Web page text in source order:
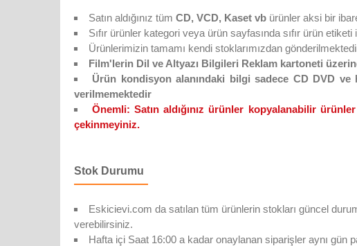
Satın aldığınız tüm CD, VCD, Kaset vb ürünler aksi bir
Sıfır ürünler kategori veya ürün sayfasında sıfır ürün etiketi
Ürünlerimizin tamamı kendi stoklarımızdan
Film'lerin Dil ve Altyazı Bilgileri Reklam kartoneti
Ürün kondisyon alanındaki bilgi sadece CD DVD ve
verilmemektedir
Önemli: Satın aldığınız ürünler kopyalanabilir
çekinmeyiniz.
Stok Durumu
Eskicievi.com da satılan tüm ürünlerin stokları güncel
verebilirsiniz.
Hafta içi Saat 16:00 a kadar onaylanan siparişler aynı gün